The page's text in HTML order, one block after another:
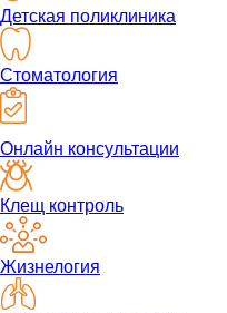
Детская поликлиника
Стоматология
Онлайн консультации
Клещ контроль
Жизнелогия